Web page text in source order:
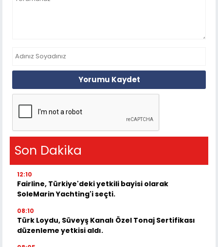
Yorumu Kaydet
Son Dakika
12:10
Fairline, Türkiye'deki yetkili bayisi olarak
SoleMarin Yachting'i seçti.
08:10
Türk Loydu, Süveyş Kanalı Özel Tonaj Sertifikası
düzenleme yetkisi aldı.